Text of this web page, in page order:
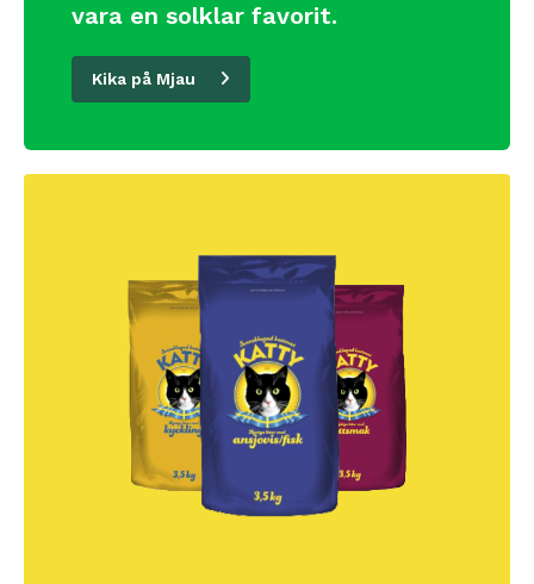
vara en solklar favorit.
Kika på Mjau